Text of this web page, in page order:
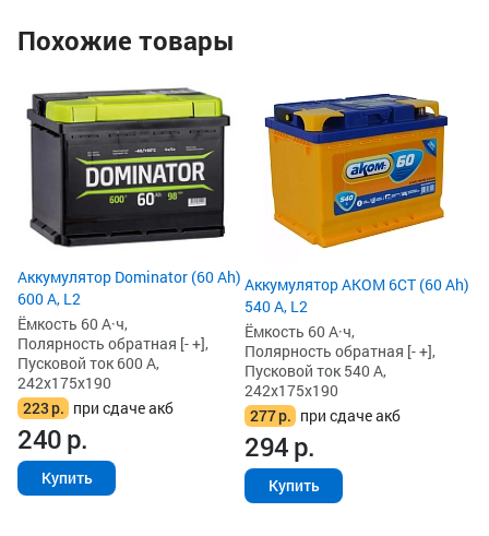
Похожие товары
Аккумулятор Dominator (60 Ah)
600 А, L2
Ёмкость 60 А·ч,
Полярность обратная [- +],
Пусковой ток 600 А,
242x175x190
223р. при сдаче акб
240р.
Купить
Аккумулятор AKOM 6СТ (60 Ah)
540 А, L2
Ёмкость 60 А·ч,
Полярность обратная [- +],
Пусковой ток 540 А,
242x175x190
277р. при сдаче акб
294р.
Купить